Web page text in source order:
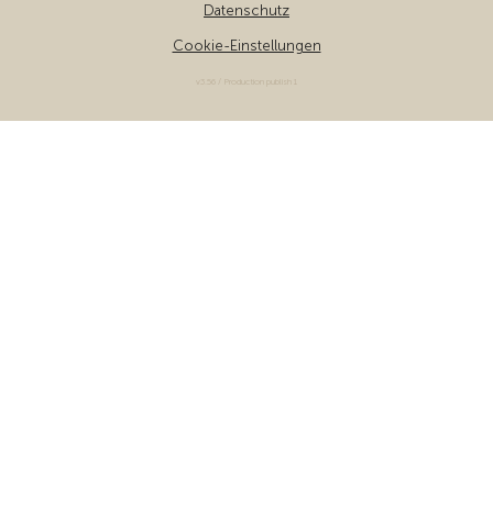
Datenschutz
Cookie-Einstellungen
v3.56 / Production publish 1